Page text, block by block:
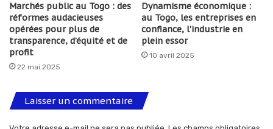
Marchés public au Togo : des
réformes audacieuses
opérées pour plus de
transparence, d’équité et de
profit
22 mai 2025
Dynamisme économique :
au Togo, les entreprises en
confiance, l’industrie en
plein essor
10 avril 2025
Laisser un commentaire